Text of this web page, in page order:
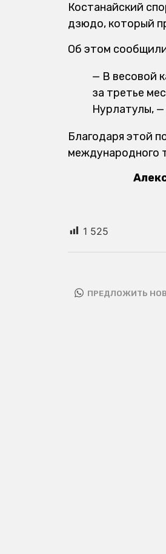
Костанайский
дзюдо, который
Об этом
— В весовой
за третье
Нурлатулы,
Благодаря этой
международного
1 525
ПРЕДЛОЖИТЬ